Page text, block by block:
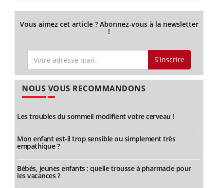
Vous aimez cet article ? Abonnez-vous à la newsletter
!
S'inscrire
NOUS VOUS RECOMMANDONS
Les troubles du sommeil modifient votre cerveau !
Mon enfant est-il trop sensible ou simplement très
empathique ?
Bébés, jeunes enfants : quelle trousse à pharmacie pour
les vacances ?